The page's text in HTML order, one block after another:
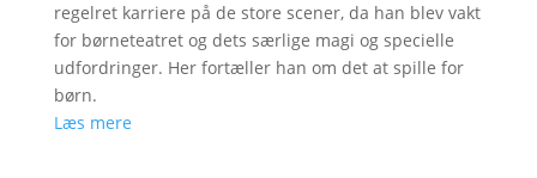
regelret karriere på de store scener, da han blev vakt
for børneteatret og dets særlige magi og specielle
udfordringer. Her fortæller han om det at spille for
børn.
Læs mere